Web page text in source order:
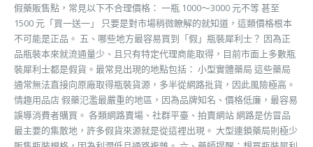
假藥販售點，常見以下不合理價格： 一瓶 1000～3000 元不等 甚至
1500 元「買一送一」 只要是對市場稍微瞭解的就知道，這類價格根本
不可能是正品。 五、哪些地方最容易買到「假」瓶裝犀利士？ 因為正
品瓶裝本來就流通量少、且只有特定代理商能取得，目前市面上多數瓶
裝犀利士都是假貨。最常見出現的地點包括： 小型實體藥局 這些藥局
通常無法直接向原廠取得瓶裝貨源，多半從網路批貨，因此風險極高。
情趣用品店 假藥氾濫最嚴重的地區，因為品牌知名、價格低廉，最容易
誤導消費者購買。 各類網路賣場、社群平臺、拍賣網站 網路是仿冒品
最主要的集散地，許多假貨來源就是從這裡出現。 大型連鎖藥局則極少